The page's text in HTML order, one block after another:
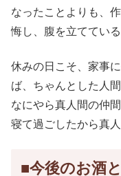
なったことよりも、
悔し、腹を立ててい
休みの日こそ、家事
ば、ちゃんとした人
なにやら真人間の仲
寝て過ごしたから真
■今後のお酒